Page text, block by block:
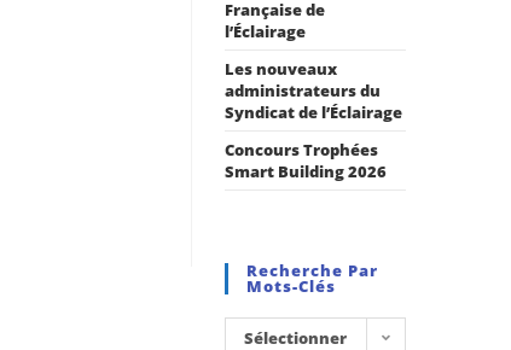
Française de
l’Éclairage
Les nouveaux
administrateurs du
Syndicat de l’Éclairage
Concours Trophées
Smart Building 2026
Recherche Par
Mots-Clés
Sélectionner